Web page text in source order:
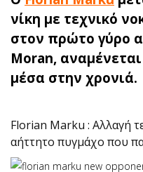
νίκη με τεχνικό
στον πρώτο γύρο
Moran,
μέσα στην χρονιά.
Florian Marku : Αλλαγή
αήττητο πυγμάχο που